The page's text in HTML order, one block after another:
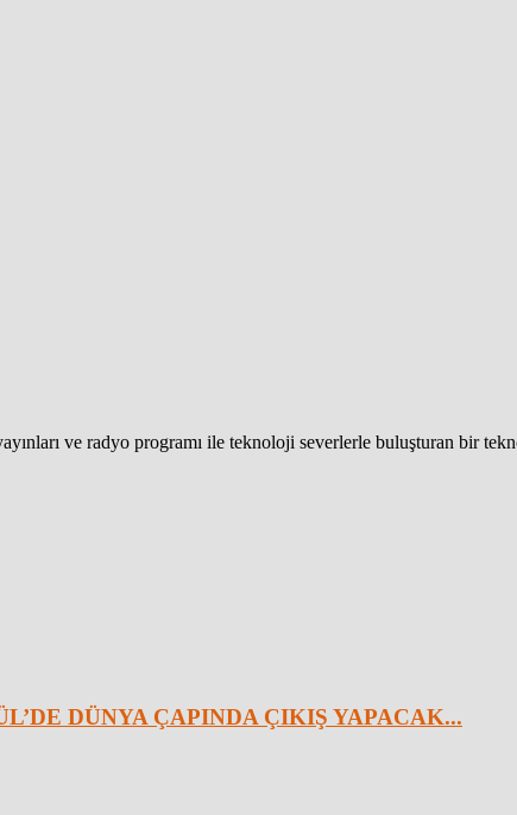
ve radyo programı ile teknoloji severlerle buluşturan bir
DÜNYA ÇAPINDA ÇIKIŞ YAPACAK...